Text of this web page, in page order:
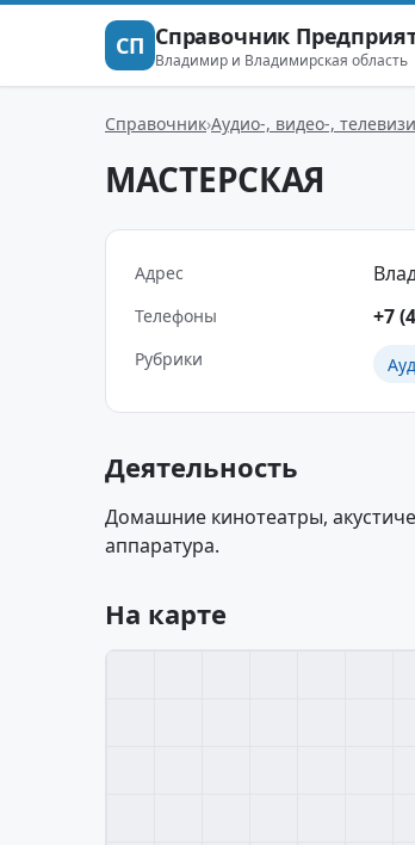
СП Справочник
Владимир и Владимирская область
Справочник Аудио-, видео-,
МАСТЕРСКАЯ
Адрес
Телефоны +7
Рубрики
Деятельность
Домашние кинотеатры,
аппаратура.
На карте